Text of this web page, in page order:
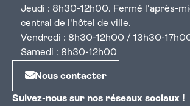
Jeudi : 8h30-12h00. Fermé l'après-
central de l'hôtel de ville.
Vendredi : 8h30-12h00 / 13h30-
Samedi : 8h30-12h00
Nous contacter
Suivez-nous sur nos réseaux sociaux !